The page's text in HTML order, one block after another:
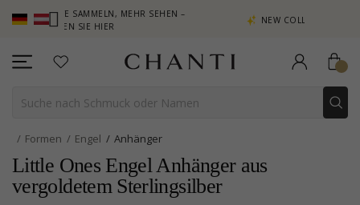
SAMMELN, MEHR SEHEN –
SIE HIER
NEW COLLECTION | AURA
Formen Engel Anhänger
Little Ones Engel Anhänger aus
vergoldetem Sterlingsilber